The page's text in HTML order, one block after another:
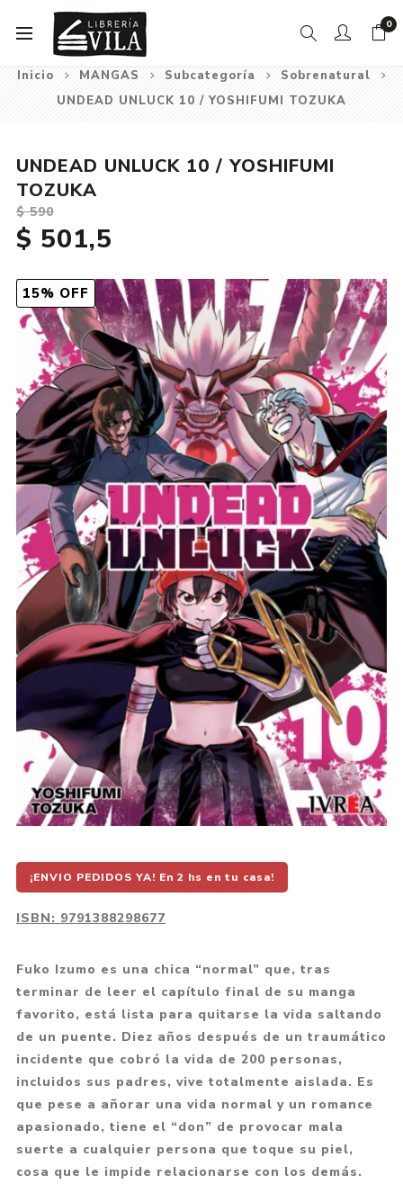
0
Inicio MANGAS Subcategoría
Sobrenatural
UNDEAD UNLUCK 10 / YOSHIFUMI TOZUKA
15% OFF
UNDEAD UNLUCK 10 / YOSHIFUMI
TOZUKA
$ 590
$ 501,5
¡ENVIO PEDIDOS YA! En 2 hs en tu casa!
ISBN: 9791388298677
Fuko Izumo es una chica “normal” que, tras
terminar de leer el capítulo final de su manga
favorito, está lista para quitarse la vida saltando
de un puente. Diez años después de un traumático
incidente que cobró la vida de 200 personas,
incluidos sus padres, vive totalmente aislada. Es
que pese a añorar una vida normal y un romance
apasionado, tiene el “don” de provocar mala
suerte a cualquier persona que toque su piel,
cosa que le impide relacionarse con los demás.